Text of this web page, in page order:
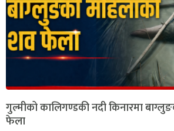
गुल्मीको कालिगण्डकी नदी किनारमा
फेला